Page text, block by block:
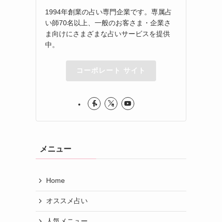
1994年創業の占い専門企業です。専属占
い師70名以上、一般のお客さま・企業さ
ま向けにさまざまな占いサービスを提供
中。
コーポレート サイト
メニュー
Home
オススメ占い